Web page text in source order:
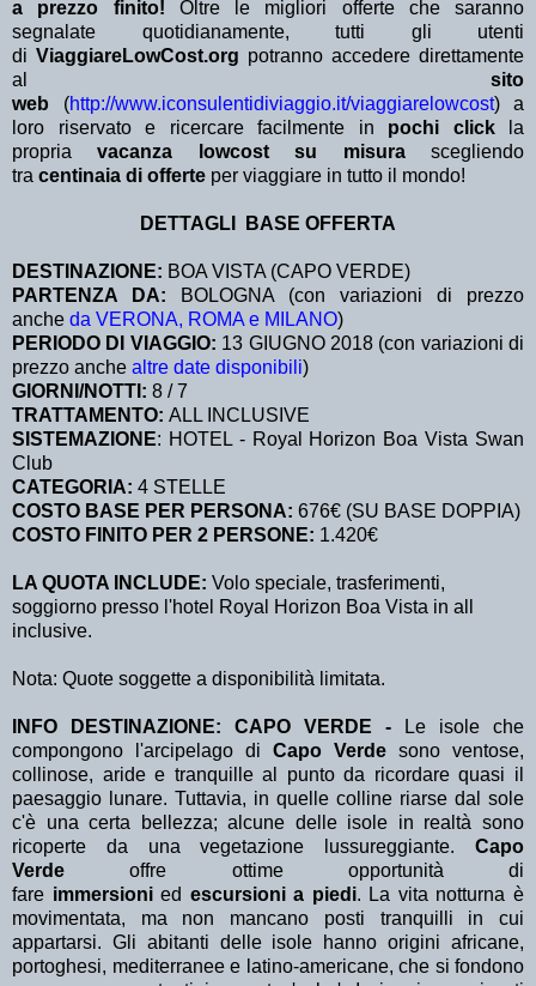
a prezzo finito! Oltre le migliori offerte che saranno
segnalate quotidianamente, tutti gli utenti
di ViaggiareLowCost.org potranno accedere direttamente
al sito
web (http://www.iconsulentidiviaggio.it/viaggiarelowcost) a
loro riservato e ricercare facilmente in pochi clickla
propriavacanza lowcost su misurascegliendo
tra centinaia di offerte per viaggiare in tutto il mondo!
DETTAGLI BASE OFFERTA
DESTINAZIONE: BOA VISTA (CAPO VERDE)
PARTENZA DA: BOLOGNA (con variazioni di prezzo
anche da VERONA, ROMA e MILANO)
PERIODO DI VIAGGIO: 13 GIUGNO 2018 (con variazioni di
prezzo anche altre date disponibili)
GIORNI/NOTTI: 8 / 7
TRATTAMENTO: ALL INCLUSIVE
SISTEMAZIONE: HOTEL - Royal Horizon Boa Vista Swan
Club
CATEGORIA: 4 STELLE
COSTO BASE PER PERSONA: 676€ (SU BASE DOPPIA)
COSTO FINITO PER 2 PERSONE: 1.420€
LA QUOTA INCLUDE: Volo speciale, trasferimenti,
soggiorno presso l'hotel Royal Horizon Boa Vista in all
inclusive.
Nota: Quote soggette a disponibilità limitata.
INFO DESTINAZIONE: CAPO VERDE -
Le isole che
compongono l'arcipelago di Capo Verde sono ventose,
collinose, aride e tranquille al punto da ricordare quasi il
paesaggio lunare. Tuttavia, in quelle colline riarse dal sole
c'è una certa bellezza; alcune delle isole in realtà sono
ricoperte da una vegetazione lussureggiante. Capo
Verde offre ottime opportunità di
fare immersionied escursioni a piedi. La vita notturna è
movimentata, ma non mancano posti tranquilli in cui
appartarsi. Gli abitanti delle isole hanno origini africane,
portoghesi, mediterranee e latino-americane, che si fondono